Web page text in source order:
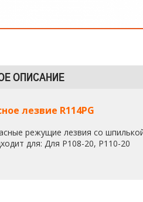
ОПИСАНИЕ
лезвие R114PG
режущие лезвия со
для: Для P108-20, P110-20